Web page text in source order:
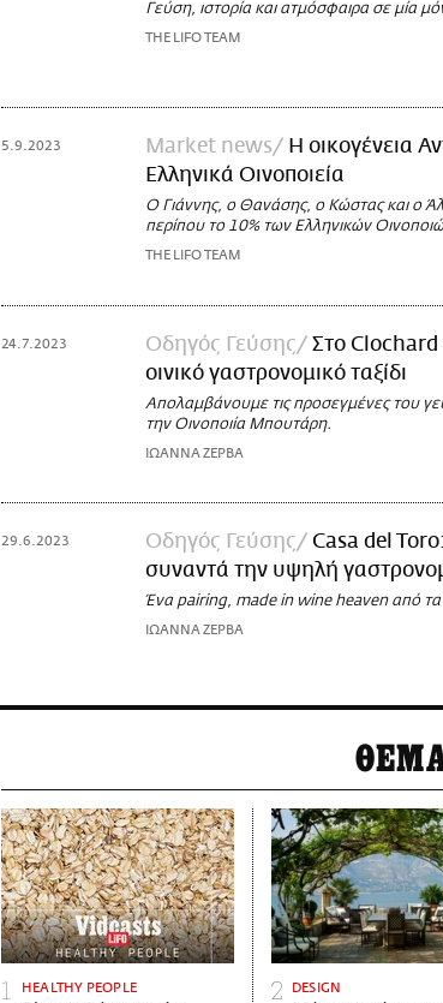
Γεύση, ιστορία και ατμόσφαιρα σε μία
THE LIFO TEAM
5.9.2023 Market news
Η οικογένεια
Ελληνικά Οινοποιεία
Ο Γιάννης, ο Θανάσης, ο Κώστας και ο
περίπου το 10% των Ελληνικών
THE LIFO TEAM
24.7.2023 Οδηγός Γεύσης
Στο Clochard
οινικό γαστρονομικό ταξίδι
Απολαμβάνουμε τις προσεγμένες του
την Οινοποιία Μπουτάρη.
ΙΩΑΝΝΑ ΖΕΡΒΑ
29.6.2023 Οδηγός Γεύσης
Casa del
συναντά την υψηλή
Ένα pairing, made in wine heaven από τα
ΙΩΑΝΝΑ ΖΕΡΒΑ
HEALTHY PEOPLE DESIGN